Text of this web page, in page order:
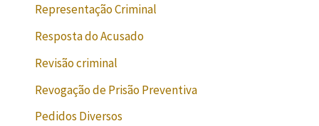
Representação Criminal
Resposta do Acusado
Revisão criminal
Revogação de Prisão Preventiva
Pedidos Diversos